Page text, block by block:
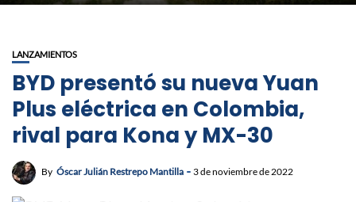
LANZAMIENTOS
BYD presentó su nueva Yuan
Plus eléctrica en Colombia,
rival para Kona y MX-30
By Óscar Julián Restrepo Mantilla 3 de noviembre de 2022